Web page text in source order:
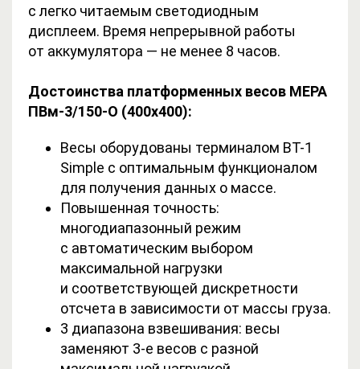
с легко читаемым светодиодным
дисплеем. Время непрерывной работы
от аккумулятора — не менее 8 часов.
Достоинства платформенных весов МЕРА
ПВм-3/150-О (400х400):
Весы оборудованы терминалом ВТ-1
Simple с оптимальным функционалом
для получения данных о массе.
Повышенная точность:
многодиапазонный режим
с автоматическим выбором
максимальной нагрузки
и соответствующей дискретности
отсчета в зависимости от массы груза.
3 диапазона взвешивания: весы
заменяют 3-е весов с разной